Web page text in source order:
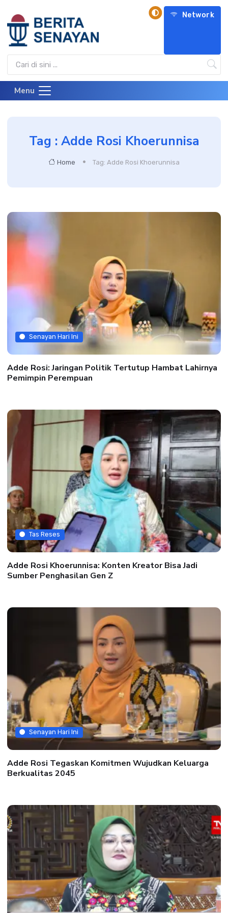
Network
Menu
Tag : Adde Rosi Khoerunnisa
Home Tag: Adde Rosi Khoerunnisa
Senayan Hari Ini
Adde Rosi: Jaringan Politik Tertutup Hambat Lahirnya
Pemimpin Perempuan
Tas Reses
Adde Rosi Khoerunnisa: Konten Kreator Bisa Jadi
Sumber Penghasilan Gen Z
Senayan Hari Ini
Adde Rosi Tegaskan Komitmen Wujudkan Keluarga
Berkualitas 2045